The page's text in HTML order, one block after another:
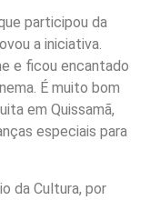
participou da
a iniciativa.
e ficou encantado
É muito bom
em Quissamã,
especiais para
da Cultura, por